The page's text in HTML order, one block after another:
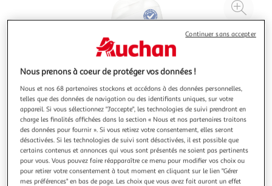
besoin
à
Illustration
précédente
Illustration
suivante
Nous prenons à coeur de protéger vos données !
Nous et nos 68 partenaires stockons et accédons à des données personnelles,
telles que des données de navigation ou des identifiants uniques, sur votre
appareil. Si vous sélectionnez "J'accepte", les technologies de suivi prendront en
charge les finalités affichées dans la section « Nous et nos partenaires traitons
des données pour fournir ». Si vous retirez votre consentement, elles seront
désactivées. Si les technologies de suivi sont désactivées, il est possible que
certains contenus et annonces qui vous sont présentés ne soient pas pertinents
pour vous. Vous pouvez faire réapparaître ce menu pour modifier vos choix ou
pour retirer votre consentement à tout moment en cliquant sur le lien "Gérer
mes préférences" en bas de page. Les choix que vous avez fait auront un effet
Continuer sans accepter